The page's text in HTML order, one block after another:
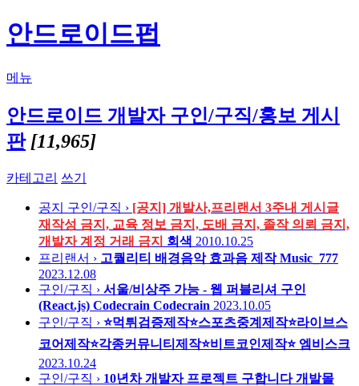
안드로이드펍
메뉴
안드로이드 개발자 구인/구직/홍보 게시
판 [11,965]
카테고리 쓰기
공지 구인/구직 › [공지] 개발사,프리랜서 3주내 게시글
재작성 금지, 교육 정보 금지, 도배 금지, 졸작 의뢰 금지,
개발자 계정 거래 금지 회색 2010.10.25
프리랜서 › 고퀄리티 배경음악 효과음 제작 Music_777
2023.12.08
구인/구직 › 서울/비상주 가능 - 웹 퍼블리셔 구인
(React.js) Codecrain Codecrain 2023.10.05
구인/구직 › ⭐️먹튀검증제작⭐️스포츠중계제작⭐️라이브스
코어제작⭐️각종커뮤니티제작⭐️비트코인제작⭐️ 엠비스크
2023.10.24
구인/구직 › 10년차 개발자 프로젝트 구합니다 개발몰